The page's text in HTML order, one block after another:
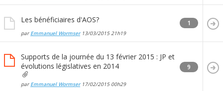
Les bénéficiaires d'AOS?
par Emmanuel Wormser13/03/201521h19
1
Supports de la journée du 13 février 2015 : JP et
évolutions législatives en 2014
par Emmanuel Wormser17/02/2015 00h29
9